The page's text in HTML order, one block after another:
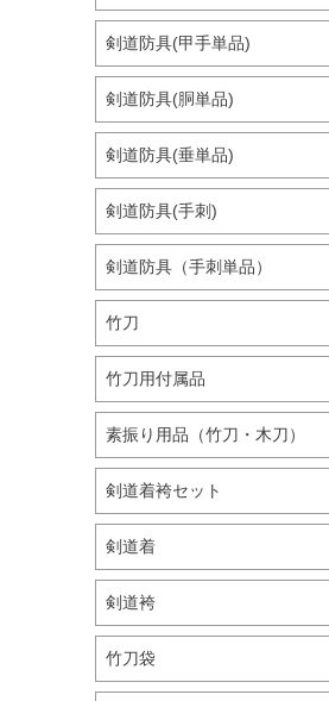
剣道防具(甲手単品)
剣道防具(胴単品)
剣道防具(垂単品)
剣道防具(手刺)
剣道防具（手刺単品）
竹刀
竹刀用付属品
素振り用品（竹刀・木刀）
剣道着袴セット
剣道着
剣道袴
竹刀袋